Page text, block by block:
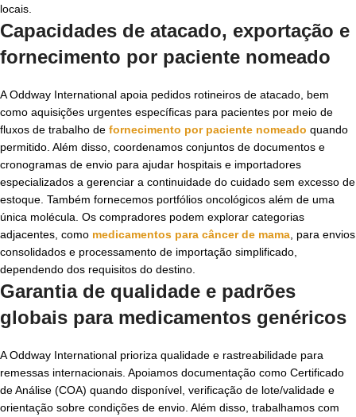
locais.
Capacidades de atacado, exportação e
fornecimento por paciente nomeado
A Oddway International apoia pedidos rotineiros de atacado, bem
como aquisições urgentes específicas para pacientes por meio de
fluxos de trabalho de fornecimento por paciente nomeado quando
permitido. Além disso, coordenamos conjuntos de documentos e
cronogramas de envio para ajudar hospitais e importadores
especializados a gerenciar a continuidade do cuidado sem excesso de
estoque. Também fornecemos portfólios oncológicos além de uma
única molécula. Os compradores podem explorar categorias
adjacentes, como medicamentos para câncer de mama , para envios
consolidados e processamento de importação simplificado,
dependendo dos requisitos do destino.
Garantia de qualidade e padrões
globais para medicamentos genéricos
A Oddway International prioriza qualidade e rastreabilidade para
remessas internacionais. Apoiamos documentação como Certificado
de Análise (COA) quando disponível, verificação de lote/validade e
orientação sobre condições de envio. Além disso, trabalhamos com